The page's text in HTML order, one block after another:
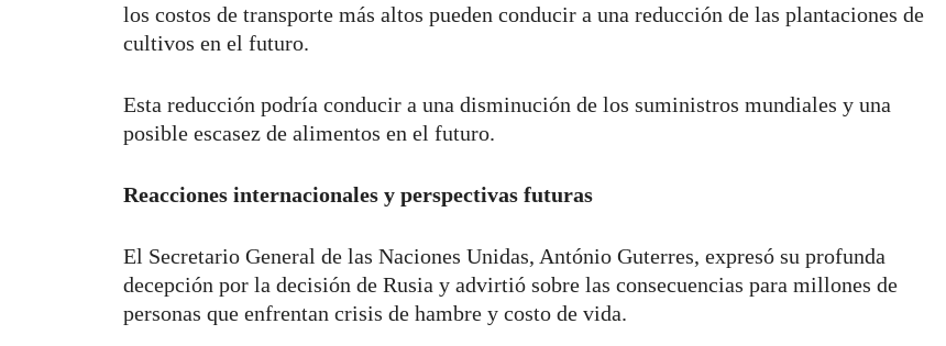
los costos de transporte más altos pueden conducir a una reducción de las plantaciones de
cultivos en el futuro.
Esta reducción podría conducir a una disminución de los suministros mundiales y una
posible escasez de alimentos en el futuro.
Reacciones internacionales y perspectivas futuras
El Secretario General de las Naciones Unidas, António Guterres, expresó su profunda
decepción por la decisión de Rusia y advirtió sobre las consecuencias para millones de
personas que enfrentan crisis de hambre y costo de vida.